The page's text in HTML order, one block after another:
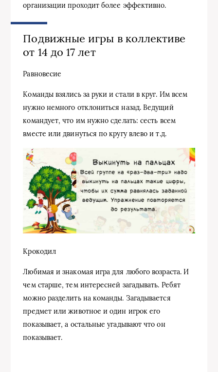
организации проходит более эффективно.
Подвижные игры в коллективе
от 14 до 17 лет
Равновесие
Команды взялись за руки и стали в круг. Им всем
нужно немного отклониться назад. Ведущий
командует, что им нужно сделать: сесть всем
вместе или двинуться по кругу влево и т.д.
Крокодил
Любимая и знакомая игра для любого возраста. И
чем старше, тем интересней загадывать. Ребят
можно разделить на команды. Загадывается
предмет или животное и один игрок его
показывает, а остальные угадывают что он
показывает.